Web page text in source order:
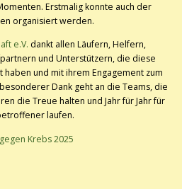
Erstmalig konnte auch der
organisiert werden.
e.V. dankt allen Läufern, Helfern,
und Unterstützern, die diese
haben und mit ihrem Engagement zum
Dank geht an die Teams, die
die Treue halten und Jahr für Jahr für
laufen.
Krebs 2025